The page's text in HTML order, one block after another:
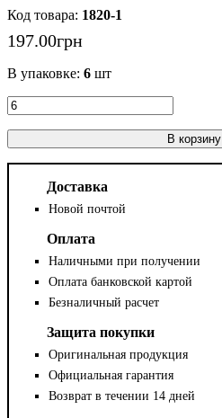
1820-1
197.00грн
В упаковке: 6 шт
В корзину
Доставка
Новой почтой
Оплата
Наличными при получении
Оплата банковской картой
Безналичный расчет
Защита покупки
Оригинальная продукция
Официальная гарантия
Возврат в течении 14 дней